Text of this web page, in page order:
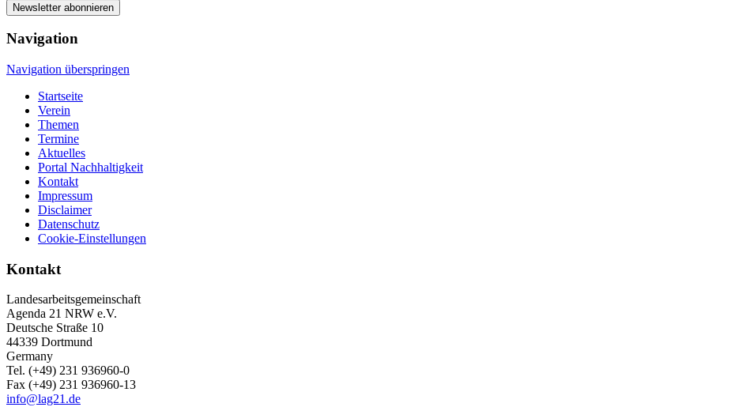
Newsletter abonnieren
Navigation
Navigation überspringen
Startseite
Verein
Themen
Termine
Aktuelles
Portal Nachhaltigkeit
Kontakt
Impressum
Disclaimer
Datenschutz
Cookie-Einstellungen
Kontakt
Landesarbeitsgemeinschaft
Agenda 21 NRW e.V.
Deutsche Straße 10
44339 Dortmund
Germany
Tel. (+49) 231 936960-0
Fax (+49) 231 936960-13
info@lag21.de